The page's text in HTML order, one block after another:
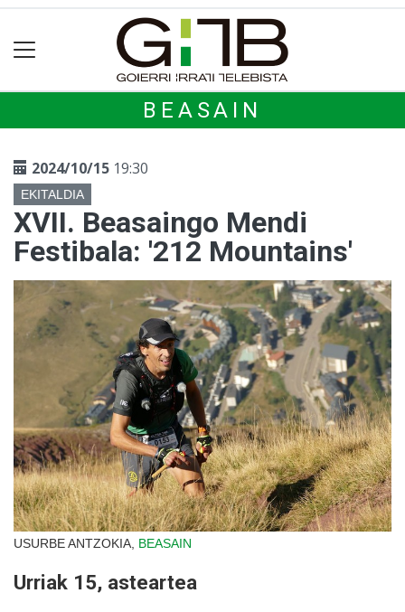
BEASAIN
2024/10/15 19:30
EKITALDIA
XVII. Beasaingo Mendi
Festibala: '212 Mountains'
USURBE ANTZOKIA, BEASAIN
Urriak 15, asteartea